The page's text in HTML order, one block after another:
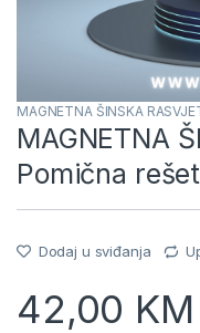
MAGNETNA ŠINSKA
MAGNETNA
Pomična
Dodaj u sviđanja
42,00 KM